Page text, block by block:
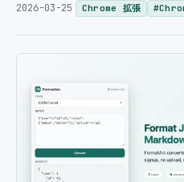
2026-03-25
Chrome 拡張 #